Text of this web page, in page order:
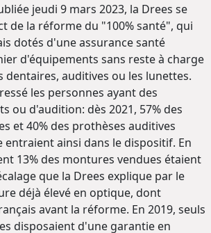
jeudi 9 mars 2023, la Drees se
de la réforme du "100% santé", qui
dotés d'une assurance santé
d'équipements sans reste à charge
dentaires, auditives ou les lunettes.
les personnes ayant des
ou d'audition: dès 2021, 57% des
et 40% des prothèses auditives
entraient ainsi dans le dispositif. En
13% des montures vendues étaient
que la Drees explique par le
déjà élevé en optique, dont
avant la réforme. En 2019, seuls
disposaient d'une garantie en